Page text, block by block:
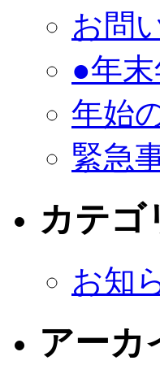
お問
●年
年始
緊急
カテゴ
お知
アーカ